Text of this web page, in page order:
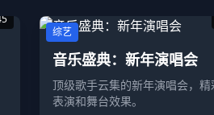
综艺
音乐盛典：新年演唱会
顶级歌手云集的新年演唱会，精
表演和舞台效果。